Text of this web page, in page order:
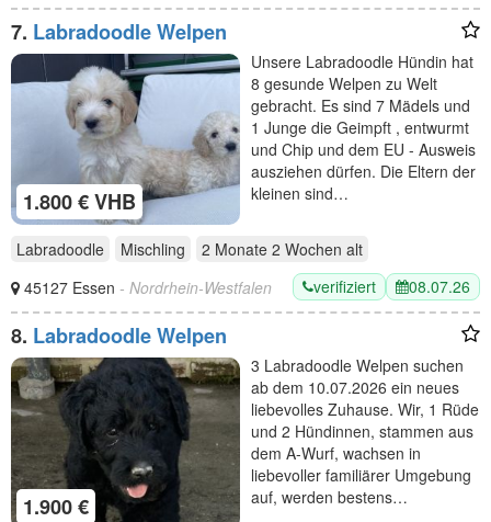
7. Labradoodle Welpen
1.800 € VHB
Unsere Labradoodle Hündin hat
8 gesunde Welpen zu Welt
gebracht. Es sind 7 Mädels und
1 Junge die Geimpft , entwurmt
und Chip und dem EU - Ausweis
ausziehen dürfen. Die Eltern der
kleinen sind…
Labradoodle Mischling 2 Monate 2 Wochen alt
45127 Essen - Nordrhein-Westfalen verifiziert 08.07.26
8. Labradoodle Welpen
1.900 €
3 Labradoodle Welpen suchen
ab dem 10.07.2026 ein neues
liebevolles Zuhause. Wir, 1 Rüde
und 2 Hündinnen, stammen aus
dem A-Wurf, wachsen in
liebevoller familiärer Umgebung
auf, werden bestens…